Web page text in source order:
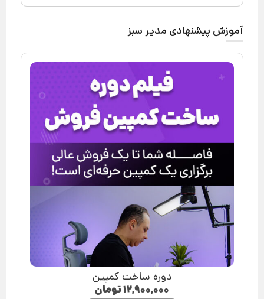
آموزش پیشنهادی مدیر سبز
دوره ساخت کمپین
۱۲,۹۰۰,۰۰۰تومان